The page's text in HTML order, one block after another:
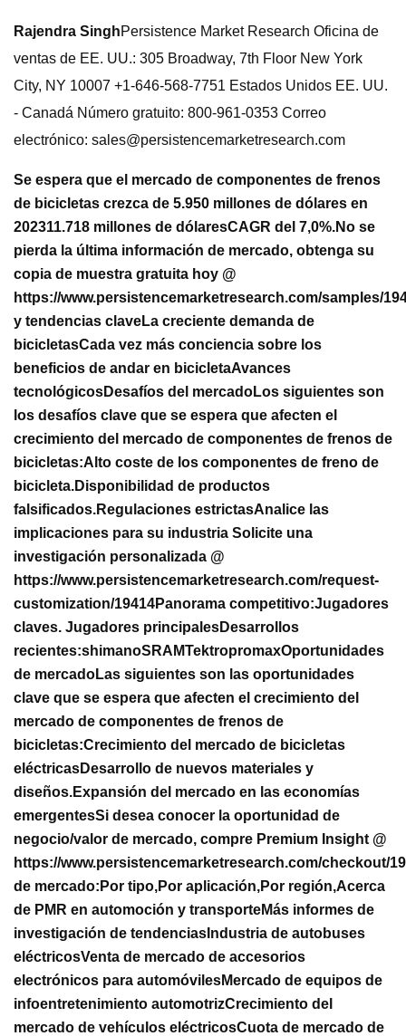
Rajendra SinghPersistence Market Research Oficina de
ventas de EE. UU.: 305 Broadway, 7th Floor New York
City, NY 10007 +1-646-568-7751 Estados Unidos EE. UU.
- Canadá Número gratuito: 800-961-0353 Correo
electrónico: sales@persistencemarketresearch.com
Se espera que el mercado de componentes de frenos
de bicicletas crezca de 5.950 millones de dólares en
202311.718 millones de dólaresCAGR del 7,0%.No se
pierda la última información de mercado, obtenga su
copia de muestra gratuita hoy @
https://www.persistencemarketresearch.com/samples/
y tendencias claveLa creciente demanda de
bicicletasCada vez más conciencia sobre los
beneficios de andar en bicicletaAvances
tecnológicosDesafíos del mercadoLos siguientes son
los desafíos clave que se espera que afecten el
crecimiento del mercado de componentes de frenos de
bicicletas:Alto coste de los componentes de freno de
bicicleta.Disponibilidad de productos
falsificados.Regulaciones estrictasAnalice las
implicaciones para su industria Solicite una
investigación personalizada @
https://www.persistencemarketresearch.com/request-
customization/19414Panorama competitivo:Jugadores
claves. Jugadores principalesDesarrollos
recientes:shimanoSRAMTektropromaxOportunidades
de mercadoLas siguientes son las oportunidades
clave que se espera que afecten el crecimiento del
mercado de componentes de frenos de
bicicletas:Crecimiento del mercado de bicicletas
eléctricasDesarrollo de nuevos materiales y
diseños.Expansión del mercado en las economías
emergentesSi desea conocer la oportunidad de
negocio/valor de mercado, compre Premium Insight @
https://www.persistencemarketresearch.com/checkout/
de mercado: Por tipo,Por aplicación,Por región,Acerca
de PMR en automoción y transporteMás informes de
investigación de tendencias Industria de autobuses
eléctricosVenta de mercado de accesorios
electrónicos para automóvilesMercado de equipos de
infoentretenimiento automotrizCrecimiento del
mercado de vehículos eléctricosCuota de mercado de